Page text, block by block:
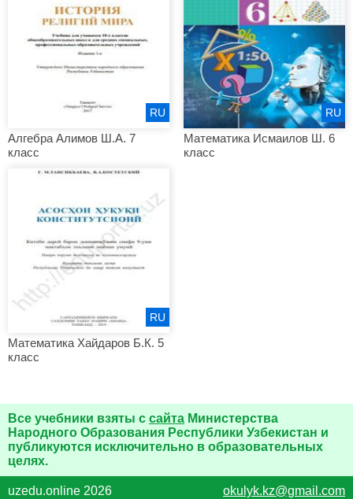
Алгебра Алимов Ш.А. 7
класс
RU
Математика Исмаилов Ш. 6
класс
RU
Математика Хайдаров Б.К. 5
класс
RU
Все учебники взяты с сайта Министерства
Народного Образования Республики Узбекистан и
публикуются исключительно в образовательных
целях.
uzedu.online 2026
okulyk.kz@gmail.com